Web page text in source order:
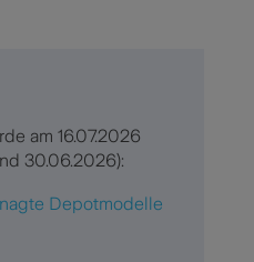
am 16.07.2026
30.06.2026):
Depotmodelle